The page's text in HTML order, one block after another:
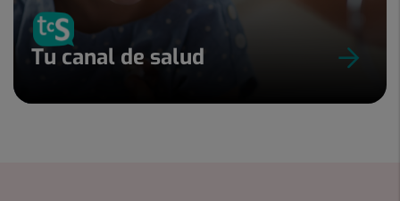
Tu canal de salud